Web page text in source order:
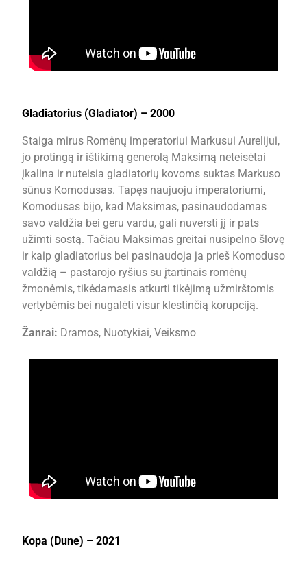
Gladiatorius (Gladiator) – 2000
Staiga mirus Romėnų imperatoriui Markusui Aurelijui,
jo protingą ir ištikimą generolą Maksimą neteisėtai
įkalina ir nuteisia gladiatorių kovoms suktas Markuso
sūnus Komodusas. Tapęs naujuoju imperatoriumi,
Komodusas bijo, kad Maksimas, pasinaudodamas
savo valdžia bei geru vardu, gali nuversti jį ir pats
užimti sostą. Tačiau Maksimas greitai nusipelno šlovę
ir kaip gladiatorius bei pasinaudoja ja prieš Komoduso
valdžią – pastarojo ryšius su įtartinais romėnų
žmonėmis, tikėdamasis atkurti tikėjimą užmirštomis
vertybėmis bei nugalėti visur klestinčią korupciją.
Žanrai: Dramos, Nuotykiai, Veiksmo
Kopa (Dune) – 2021